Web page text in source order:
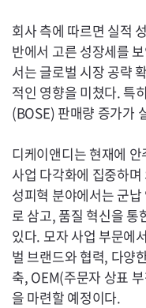
회사 측에 따르면 실적
반에서 고른 성장세를
서는 글로벌 시장 공략
적인 영향을 미쳤다. 특
(BOSE) 판매량 증가가
디케이앤디는 현재에
사업 다각화에 집중하
성피혁 분야에서는 군
로 삼고, 품질 혁신을 통
있다. 모자 사업 부문에
벌 브랜드와 협력, 다양
축, OEM(주문자 상표
을 마련할 예정이다.